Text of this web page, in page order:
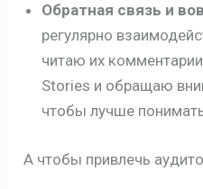
Обратная связь и
регулярно
читаю их
Stories и обращаю
чтобы лучше
А чтобы привлечь